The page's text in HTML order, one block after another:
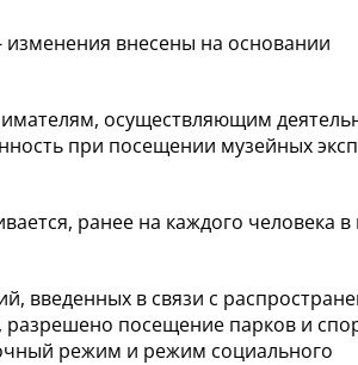
внесены на основании
осуществляющим
при посещении музейных
ранее на каждого человека
введенных в связи с
посещение парков и
режим и режим социального